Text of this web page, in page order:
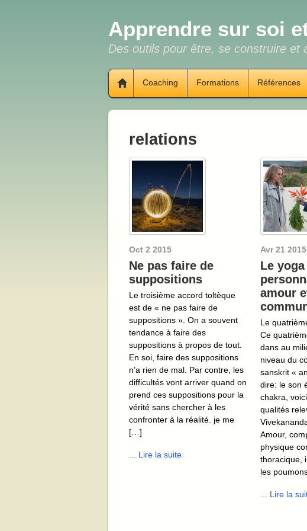
Apprendre sur soi
Des outils pour être, se construire et
Coaching Formations Références
relations
Oct 2 2015
Ne pas faire de
suppositions
Le troisième accord toltèque
est de « ne pas faire de
suppositions ». On a souvent
tendance à faire des
suppositions à propos de tout.
En soi, faire des suppositions
n’a rien de mal. Par contre, les
difficultés vont arriver quand on
prend ces suppositions pour la
vérité sans chercher à les
confronter à la réalité. je me
[…]
... Lire la suite
Avr 21 2015
Le
amour
Le
Ce
dans au
niveau du
sanskrit «
dire: le son
chakra,
qualités
Amour,
physique
thoracique,
les
... Lire la